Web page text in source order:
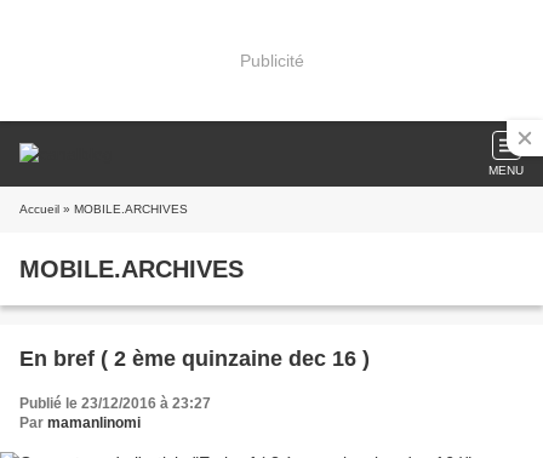
Publicité
MENU
Accueil » MOBILE.ARCHIVES
MOBILE.ARCHIVES
En bref ( 2 ème quinzaine dec 16 )
Publié le 23/12/2016 à 23:27
Par mamanlinomi